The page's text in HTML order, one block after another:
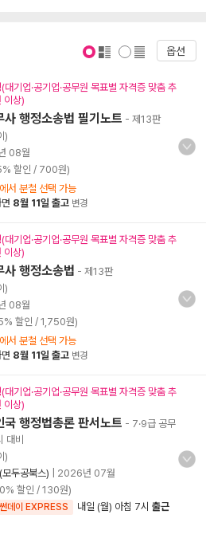
옵션
대기업·공기업·공무원 목표별 자격증 맞춤 추
이상)
행정소송법 필기노트 - 제13판
)
08월
할인 / 700원)
서 분철 선택 가능
8월 11일 출고 변경
대기업·공기업·공무원 목표별 자격증 맞춤 추
이상)
행정소송법 - 제13판
)
08월
할인 / 1,750원)
서 분철 선택 가능
8월 11일 출고 변경
대기업·공기업·공무원 목표별 자격증 맞춤 추
이상)
행정법총론 판서노트 - 7·9급 공무
대비
)
두공북스)
2026년 07월
할인 / 130원)
썬데이 EXPRESS 내일 (월) 아침 7시 출근